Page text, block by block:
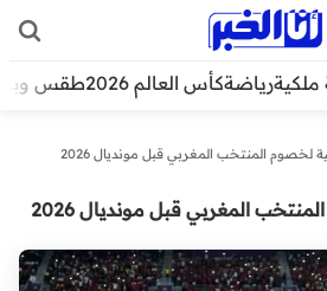
رياضةكأس العالم 2026 طقس
لخصوم المنتخب المغربي قبل مونديال 2026
المغربي قبل مونديال 2026